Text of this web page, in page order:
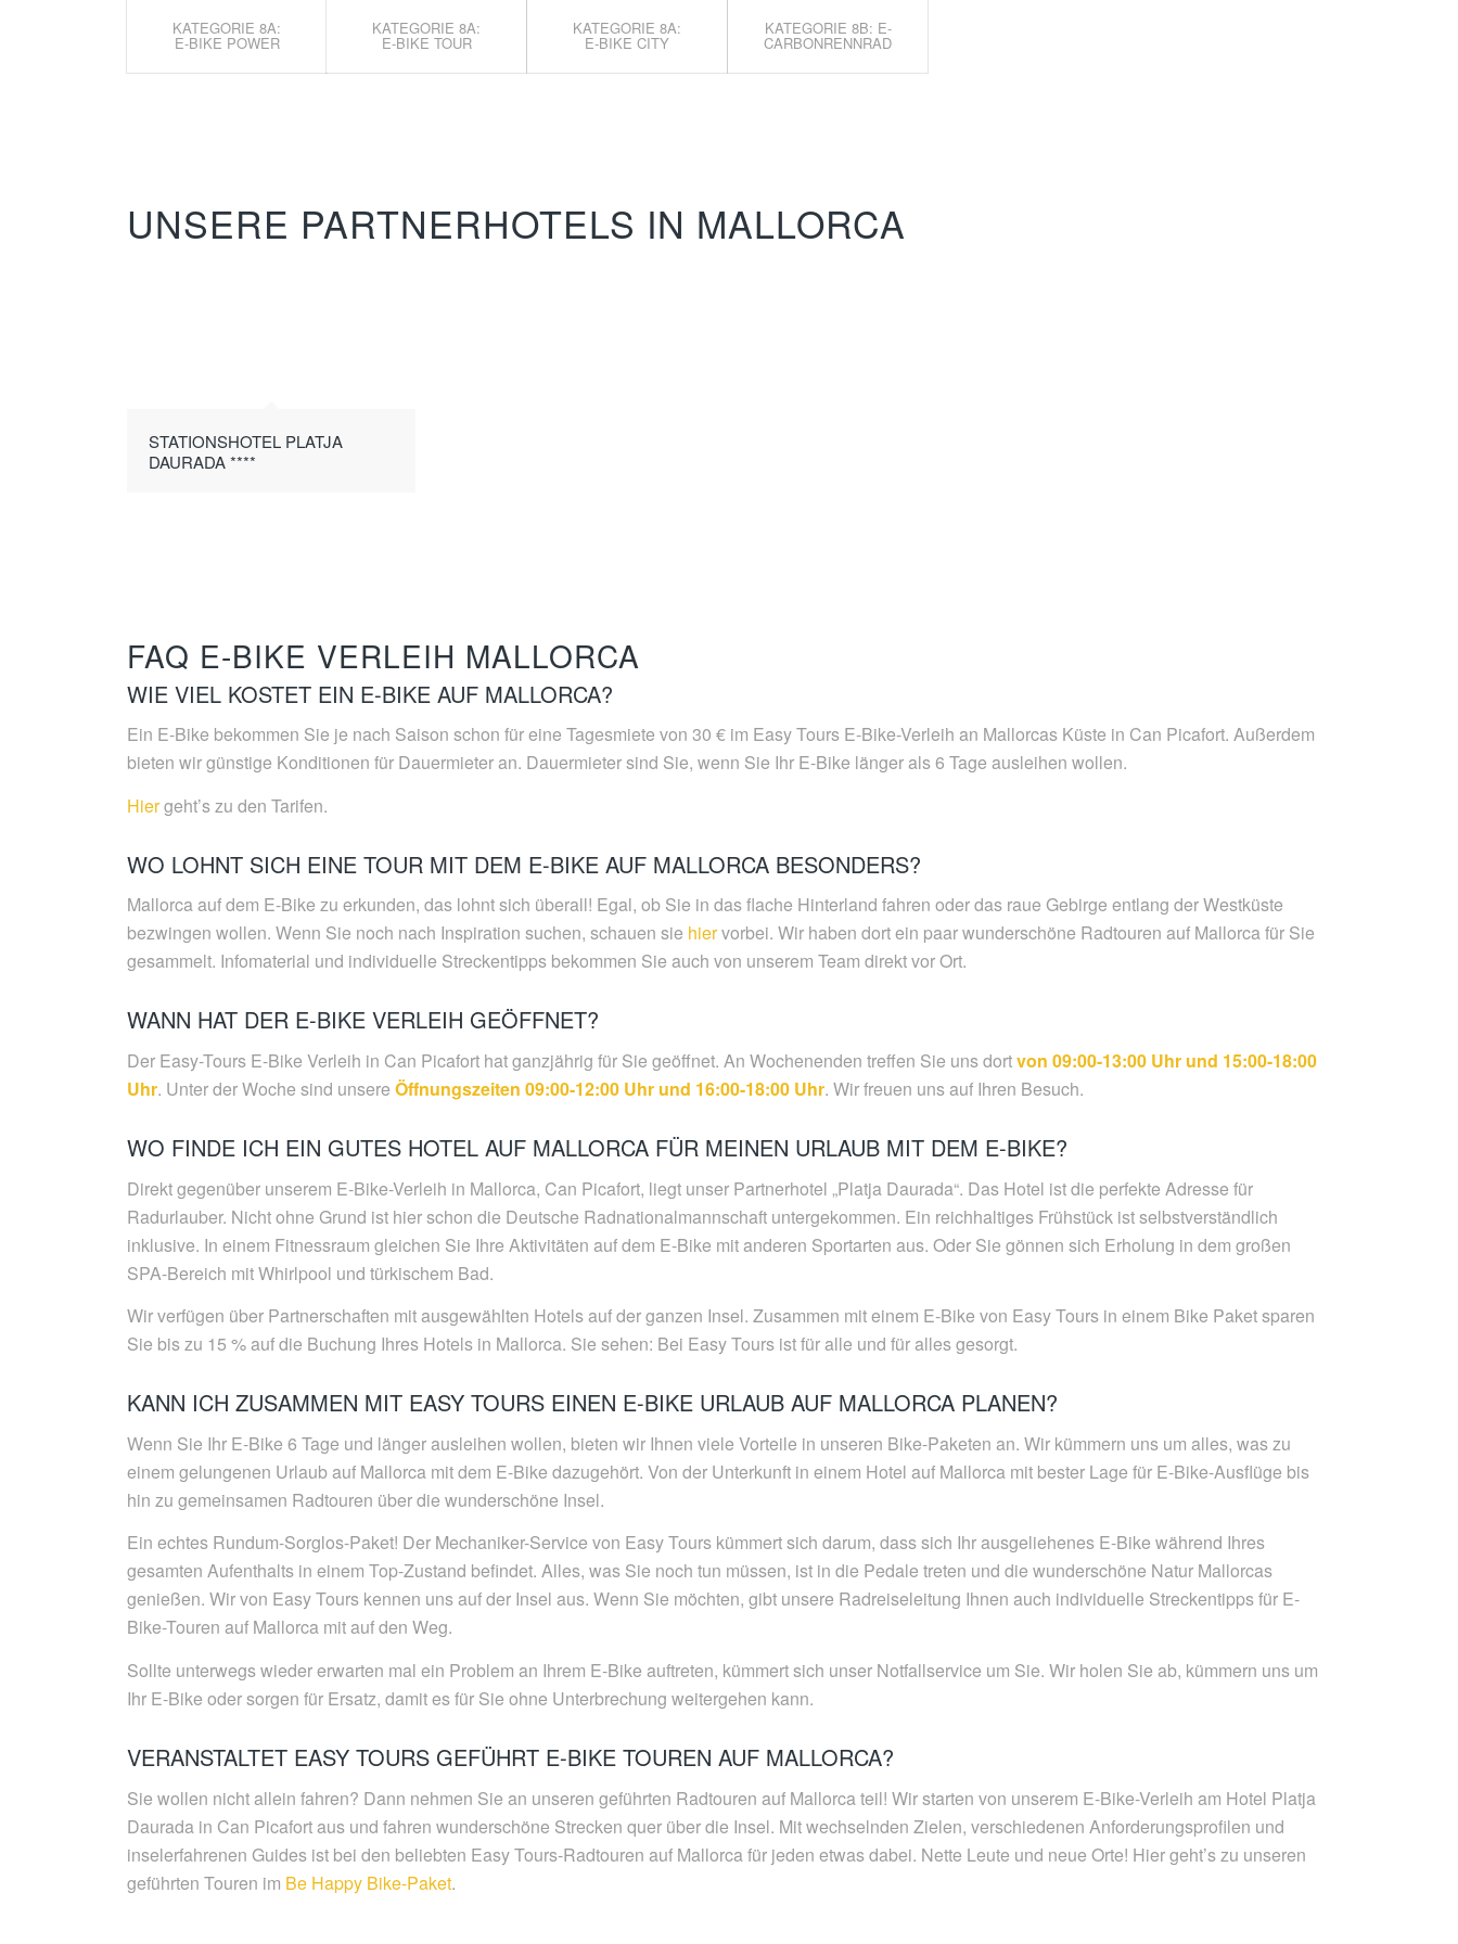
KATEGORIE 8A:
E-BIKE POWER
KATEGORIE 8A:
E-BIKE TOUR
KATEGORIE 8A:
E-BIKE CITY
KATEGORIE 8B: E-
CARBONRENNRAD
UNSERE PARTNERHOTELS IN MALLORCA
STATIONSHOTEL PLATJA
DAURADA ****
FAQ E-BIKE VERLEIH MALLORCA
WIE VIEL KOSTET EIN E-BIKE AUF MALLORCA?
Ein E-Bike bekommen Sie je nach Saison schon für eine Tagesmiete von 30 € im Easy Tours E-Bike-Verleih an Mallorcas Küste in Can Picafort. Außerdem
bieten wir günstige Konditionen für Dauermieter an. Dauermieter sind Sie, wenn Sie Ihr E-Bike länger als 6 Tage ausleihen wollen.
Hiergeht’s zu den Tarifen.
WO LOHNT SICH EINE TOUR MIT DEM E-BIKE AUF MALLORCA BESONDERS?
Mallorca auf dem E-Bike zu erkunden, das lohnt sich überall! Egal, ob Sie in das flache Hinterland fahren oder das raue Gebirge entlang der Westküste
bezwingen wollen. Wenn Sie noch nach Inspiration suchen, schauen sie hiervorbei. Wir haben dort ein paar wunderschöne Radtouren auf Mallorca für Sie
gesammelt. Infomaterial und individuelle Streckentipps bekommen Sie auch von unserem Team direkt vor Ort.
WANN HAT DER E-BIKE VERLEIH GEÖFFNET?
Der Easy-Tours E-Bike Verleih in Can Picafort hat ganzjährig für Sie geöffnet. An Wochenenden treffen Sie uns dortvon 09:00-13:00 Uhr und 15:00-18:00
Uhr. Unter der Woche sind unsereÖffnungszeiten 09:00-12:00 Uhr und 16:00-18:00 Uhr. Wir freuen uns auf Ihren Besuch.
WO FINDE ICH EIN GUTES HOTEL AUF MALLORCA FÜR MEINEN URLAUB MIT DEM E-BIKE?
Direkt gegenüber unserem E-Bike-Verleih in Mallorca, Can Picafort, liegt unser Partnerhotel „Platja Daurada“. Das Hotel ist die perfekte Adresse für
Radurlauber. Nicht ohne Grund ist hier schon die Deutsche Radnationalmannschaft untergekommen. Ein reichhaltiges Frühstück ist selbstverständlich
inklusive. In einem Fitnessraum gleichen Sie Ihre Aktivitäten auf dem E-Bike mit anderen Sportarten aus. Oder Sie gönnen sich Erholung in dem großen
SPA-Bereich mit Whirlpool und türkischem Bad.
Wir verfügen über Partnerschaften mit ausgewählten Hotels auf der ganzen Insel. Zusammen mit einem E-Bike von Easy Tours in einem Bike Paket sparen
Sie bis zu 15 % auf die Buchung Ihres Hotels in Mallorca. Sie sehen: Bei Easy Tours ist für alle und für alles gesorgt.
KANN ICH ZUSAMMEN MIT EASY TOURS EINEN E-BIKE URLAUB AUF MALLORCA PLANEN?
Wenn Sie Ihr E-Bike 6 Tage und länger ausleihen wollen, bieten wir Ihnen viele Vorteile in unseren Bike-Paketen an. Wir kümmern uns um alles, was zu
einem gelungenen Urlaub auf Mallorca mit dem E-Bike dazugehört. Von der Unterkunft in einem Hotel auf Mallorca mit bester Lage für E-Bike-Ausflüge bis
hin zu gemeinsamen Radtouren über die wunderschöne Insel.
Ein echtes Rundum-Sorglos-Paket! Der Mechaniker-Service von Easy Tours kümmert sich darum, dass sich Ihr ausgeliehenes E-Bike während Ihres
gesamten Aufenthalts in einem Top-Zustand befindet. Alles, was Sie noch tun müssen, ist in die Pedale treten und die wunderschöne Natur Mallorcas
genießen. Wir von Easy Tours kennen uns auf der Insel aus. Wenn Sie möchten, gibt unsere Radreiseleitung Ihnen auch individuelle Streckentipps für E-
Bike-Touren auf Mallorca mit auf den Weg.
Sollte unterwegs wieder erwarten mal ein Problem an Ihrem E-Bike auftreten, kümmert sich unser Notfallservice um Sie. Wir holen Sie ab, kümmern uns um
Ihr E-Bike oder sorgen für Ersatz, damit es für Sie ohne Unterbrechung weitergehen kann.
VERANSTALTET EASY TOURS GEFÜHRT E-BIKE TOUREN AUF MALLORCA?
Sie wollen nicht allein fahren? Dann nehmen Sie an unseren geführten Radtouren auf Mallorca teil! Wir starten von unserem E-Bike-Verleih am Hotel Platja
Daurada in Can Picafort aus und fahren wunderschöne Strecken quer über die Insel. Mit wechselnden Zielen, verschiedenen Anforderungsprofilen und
inselerfahrenen Guides ist bei den beliebten Easy Tours-Radtouren auf Mallorca für jeden etwas dabei. Nette Leute und neue Orte! Hier geht’s zu unseren
geführten Touren im Be Happy Bike-Paket.